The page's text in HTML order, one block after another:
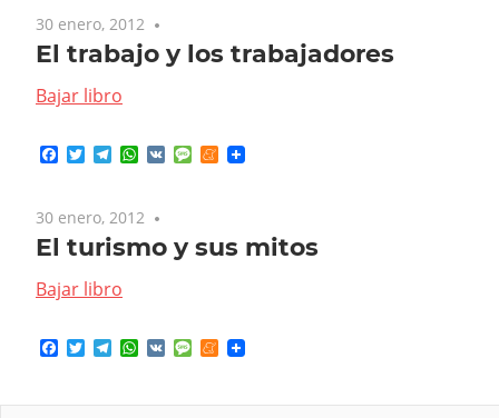
30 enero, 2012
El trabajo y los trabajadores
Bajar libro
Facebook
TwitterTelegram
WhatsApp
VK MessageMeneame
30 enero, 2012
El turismo y sus mitos
Bajar libro
Facebook
TwitterTelegram
WhatsApp
VK MessageMeneame